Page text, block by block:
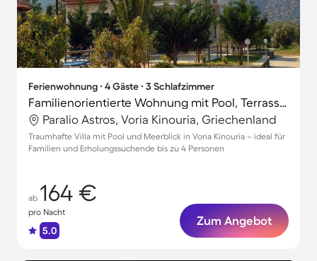
Ferienwohnung ∙ 4 Gäste ∙ 3 Schlafzimmer
Familienorientierte Wohnung mit Pool, Terrasse und Grill | Bergblick | Perfekt für die Arbeit von Zuhause
Paralio Astros, Voria Kinouria, Griechenland
Traumhafte Villa mit Pool und Meerblick in Voria Kinouria – ideal für
Familien und Erholungssuchende bis zu 4 Personen
ab 164 €
pro Nacht
5.0
Zum Angebot